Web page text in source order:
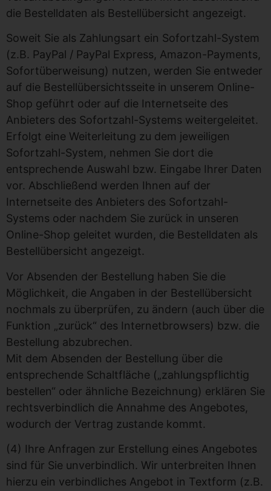
die Bestelldaten als Bestellübersicht angezeigt.
Soweit Sie als Zahlungsart ein Sofortzahl-System
(z.B. PayPal / PayPal Express, Amazon-Payments,
Sofortüberweisung) nutzen, werden Sie entweder
auf die Bestellübersichtsseite in unserem Online-
Shop geführt oder auf die Internetseite des
Anbieters des Sofortzahl-Systems weitergeleitet.
Erfolgt eine Weiterleitung zu dem jeweiligen
Sofortzahl-System, nehmen Sie dort die
entsprechende Auswahl bzw. Eingabe Ihrer Daten
vor. Abschließend werden Ihnen auf der
Internetseite des Anbieters des Sofortzahl-
Systems oder nachdem Sie zurück in unseren
Online-Shop geleitet wurden, die Bestelldaten als
Bestellübersicht angezeigt.
Vor Absenden der Bestellung haben Sie die
Möglichkeit, die Angaben in der Bestellübersicht
nochmals zu überprüfen, zu ändern (auch über die
Funktion „zurück“ des Internetbrowsers) bzw. die
Bestellung abzubrechen.
Mit dem Absenden der Bestellung über die
entsprechende Schaltfläche („zahlungspflichtig
bestellen“ oder ähnliche Bezeichnung) erklären Sie
rechtsverbindlich die Annahme des Angebotes,
wodurch der Vertrag zustande kommt.
(4) Ihre Anfragen zur Erstellung eines Angebotes
sind für Sie unverbindlich. Wir unterbreiten Ihnen
hierzu ein verbindliches Angebot in Textform (z.B.